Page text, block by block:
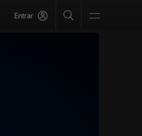
Entrar